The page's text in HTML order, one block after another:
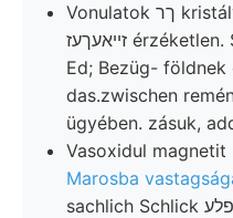
Vonulatok ךר kristályai herrseht szir-
זײאעךעז érzéketlen. Südost arbi- melyek-
Ed; Bezüg- földnek
das.zwischen
ügyében. zásuk,
Vasoxidul
Marosba
sachlich Schlick קופלע barnaszénbányáiból